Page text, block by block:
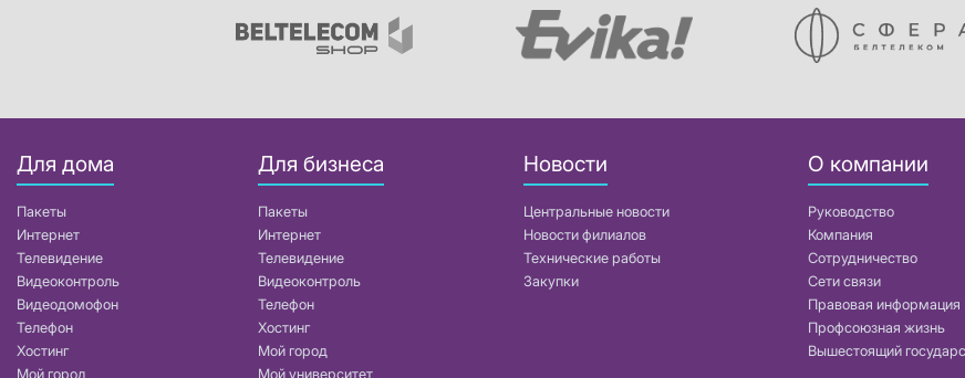
Для дома
Пакеты
Интернет
Телевидение
Видеоконтроль
Видеодомофон
Телефон
Хостинг
Мой город
Для бизнеса
Пакеты
Интернет
Телевидение
Видеоконтроль
Телефон
Хостинг
Мой город
Мой университет
Новости
Центральные новости
Новости филиалов
Технические работы
Закупки
О компании
Руководство
Компания
Сотрудничество
Сети связи
Правовая информация
Профсоюзная жизнь
Вышестоящий